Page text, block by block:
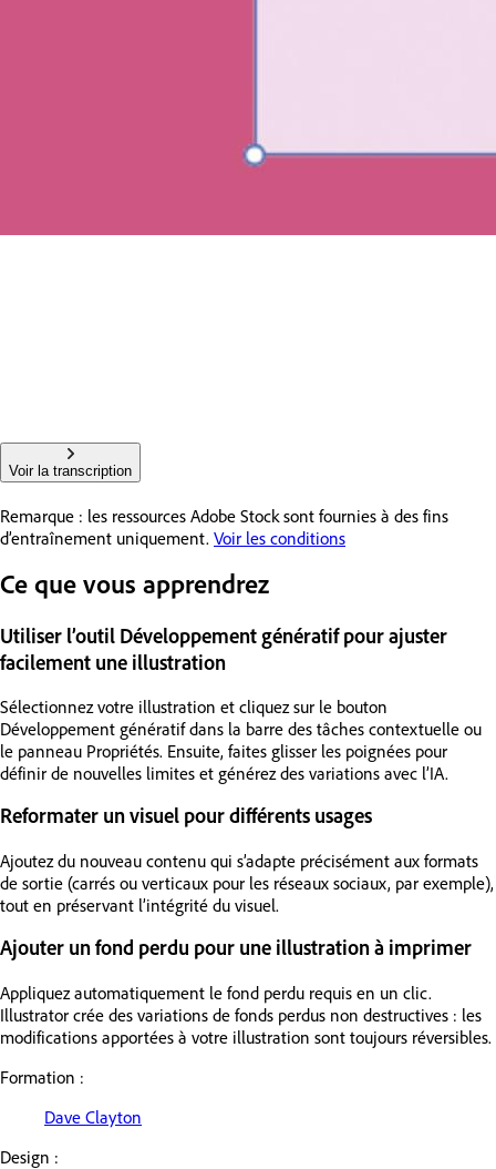
Voir la transcription
Remarque : les ressources Adobe Stock sont fournies à des fins
d’entraînement uniquement. Voir les conditions
Ce que vous apprendrez
Utiliser l’outil Développement génératif pour ajuster
facilement une illustration
Sélectionnez votre illustration et cliquez sur le bouton
Développement génératif dans la barre des tâches contextuelle ou
le panneau Propriétés. Ensuite, faites glisser les poignées pour
définir de nouvelles limites et générez des variations avec l’IA.
Reformater un visuel pour différents usages
Ajoutez du nouveau contenu qui s’adapte précisément aux formats
de sortie (carrés ou verticaux pour les réseaux sociaux, par exemple),
tout en préservant l’intégrité du visuel.
Ajouter un fond perdu pour une illustration à imprimer
Appliquez automatiquement le fond perdu requis en un clic.
Illustrator crée des variations de fonds perdus non destructives : les
modifications apportées à votre illustration sont toujours réversibles.
Formation :
Dave Clayton
Design :